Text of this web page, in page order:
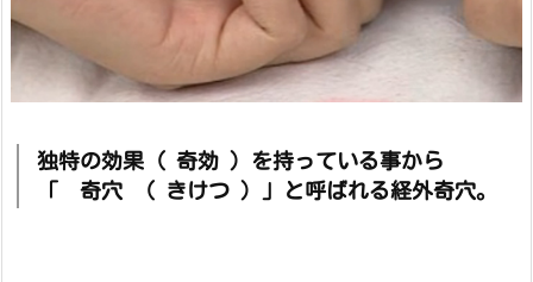
独特の効果（ 奇効 ）を持っている事から
「 奇穴 （ きけつ ）」と呼ばれる経外奇穴。